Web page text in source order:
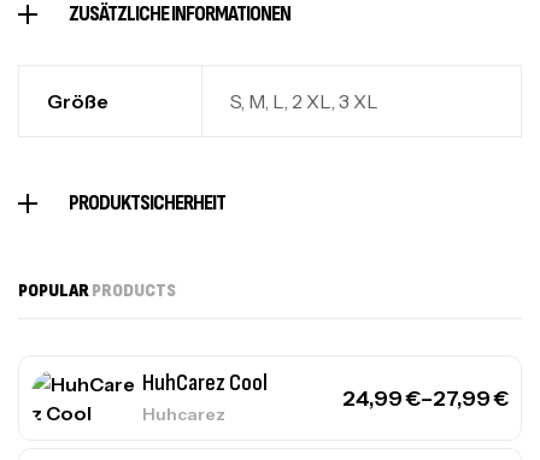
ZUSÄTZLICHE INFORMATIONEN
Größe S, M, L, 2 XL, 3 XL
PRODUKTSICHERHEIT
POPULARPRODUCTS
HuhCarez Cool
Huhcarez
24,99€–27,99€